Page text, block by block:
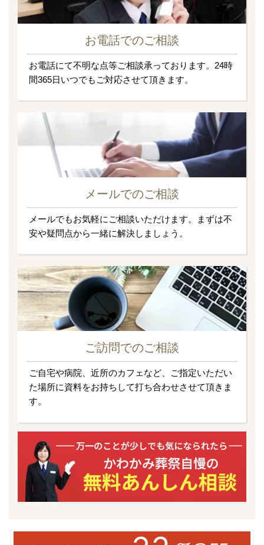
お電話でのご相談
お電話にて不明な点等ご相談承っております。24時
間365日いつでもご対応させて頂きます。
メールでのご相談
メールでもお気軽にご相談いただけます。まずは不
安や疑問点から一緒に解決しましょう。
ご訪問でのご相談
ご自宅や病院、近所のカフェなど、ご指定いただい
た場所に資料をお持ちして打ち合わせさせて頂きま
す。